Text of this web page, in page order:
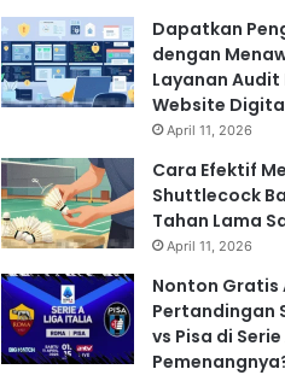
Dapatkan
dengan
Layanan Audit
Website
April 11, 2026
Cara Efektif
Shuttlecock
Tahan Lama
April 11, 2026
Nonton Gratis
Pertandingan
vs Pisa di